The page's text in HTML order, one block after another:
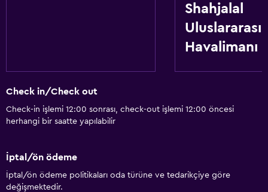
Shahjalal
Uluslararası
Havalimanı
Check in/Check out
Check-in işlemi 12:00 sonrası, check-out işlemi 12:00 öncesi
herhangi bir saatte yapılabilir
İptal/ön ödeme
İptal/ön ödeme politikaları oda türüne ve tedarikçiye göre
değişmektedir.